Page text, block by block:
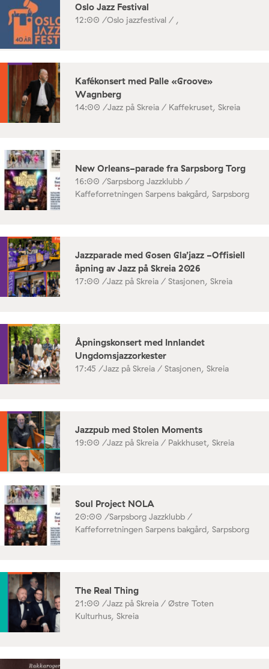
Oslo Jazz Festival
12:00 /Oslo jazzfestival / ,
Kafékonsert med Palle «Groove»
Wagnberg
14:00 /Jazz på Skreia / Kaffekruset, Skreia
New Orleans-parade fra Sarpsborg Torg
16:00 /Sarpsborg Jazzklubb /
Kaffeforretningen Sarpens bakgård, Sarpsborg
Jazzparade med Gosen Gla’jazz -Offisiell
åpning av Jazz på Skreia 2026
17:00 /Jazz på Skreia / Stasjonen, Skreia
Åpningskonsert med Innlandet
Ungdomsjazzorkester
17:45 /Jazz på Skreia / Stasjonen, Skreia
Jazzpub med Stolen Moments
19:00 /Jazz på Skreia / Pakkhuset, Skreia
Soul Project NOLA
20:00 /Sarpsborg Jazzklubb /
Kaffeforretningen Sarpens bakgård, Sarpsborg
The Real Thing
21:00 /Jazz på Skreia / Østre Toten
Kulturhus, Skreia